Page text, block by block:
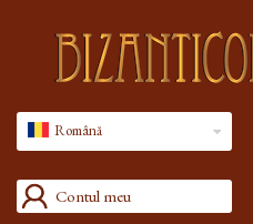
Română
Contul meu